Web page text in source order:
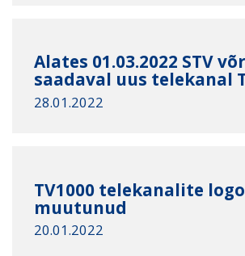
Alates 01.03.2022 STV
saadaval uus telekanal
28.01.2022
TV1000 telekanalite
muutunud
20.01.2022